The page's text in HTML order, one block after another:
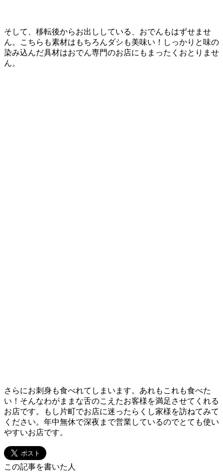
そして、移転後からお出ししている、おでんもはずせませ
ん。こちらも素材はもちろんダシも美味い！しっかりと味の
染み込んだ具材はおでん専門のお店にもまったくおとりませ
ん。
さらにお刺身も食べれてしまいます。あれもこれも食べた
い！そんなわがままな舌のこえたお客様を満足させてくれる
お店です。もし片町でお店に迷ったらくし家様を訪ねてみて
ください。年中無休で深夜まで営業しているのでとても使い
やすいお店です。
この記事を書いた人